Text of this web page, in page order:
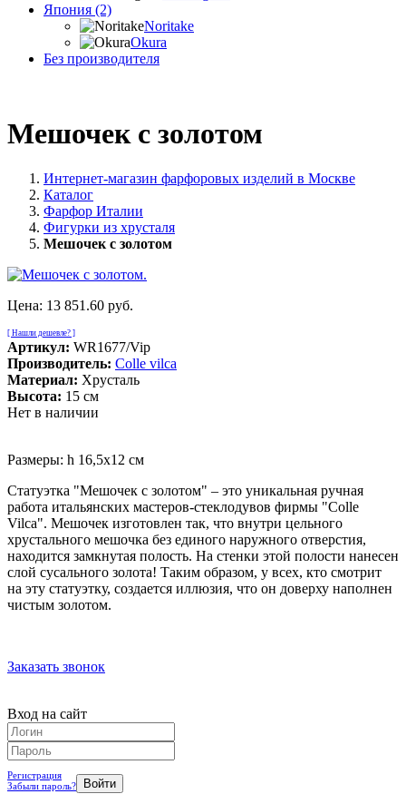
Япония (2)
Noritake
Okura
Без производителя
Мешочек с золотом
Интернет-магазин фарфоровых изделий в Москве
Каталог
Фарфор Италии
Фигурки из хрусталя
Мешочек с золотом
Цена: 13 851.60 руб.
[ Нашли дешевле? ]
Артикул: WR1677/Vip
Производитель: Colle vilca
Материал: Хрусталь
Высота: 15 см
Нет в наличии
Размеры: h 16,5x12 см
Статуэтка "Мешочек с золотом" – это уникальная ручная
работа итальянских мастеров-стеклодувов фирмы "Colle
Vilca". Мешочек изготовлен так, что внутри цельного
хрустального мешочка без единого наружного отверстия,
находится замкнутая полость. На стенки этой полости нанесен
слой сусального золота! Таким образом, у всех, кто смотрит
на эту статуэтку, создается иллюзия, что он доверху наполнен
чистым золотом.
Заказать звонок
Вход на сайт
Регистрация
Забыли пароль?